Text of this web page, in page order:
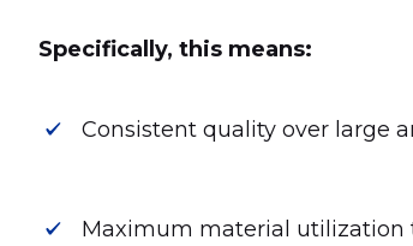
Specifically, this means:
Consistent quality over large
Maximum material utilization